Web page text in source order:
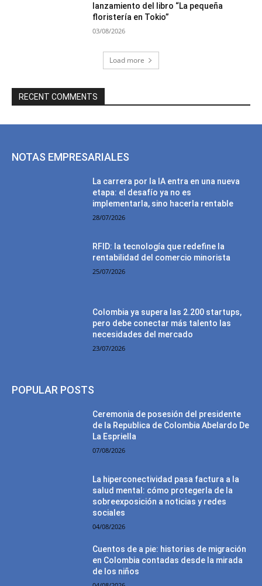
lanzamiento del libro “La pequeña
floristería en Tokio”
03/08/2026
Load more
RECENT COMMENTS
NOTAS EMPRESARIALES
La carrera por la IA entra en una nueva
etapa: el desafío ya no es
implementarla, sino hacerla rentable
28/07/2026
RFID: la tecnología que redefine la
rentabilidad del comercio minorista
25/07/2026
Colombia ya supera las 2.200 startups,
pero debe conectar más talento las
necesidades del mercado
23/07/2026
POPULAR POSTS
Ceremonia de posesión del presidente
de la Republica de Colombia Abelardo De
La Espriella
07/08/2026
La hiperconectividad pasa factura a la
salud mental: cómo protegerla de la
sobreexposición a noticias y redes
sociales
04/08/2026
Cuentos de a pie: historias de migración
en Colombia contadas desde la mirada
de los niños